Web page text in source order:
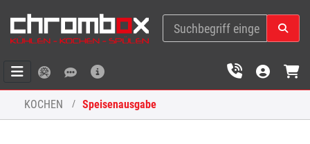
KOCHEN Speisenausgabe